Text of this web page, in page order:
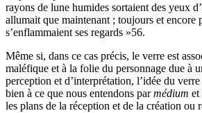
rayons de lune humides sortaient des yeux
allumait que maintenant ; toujours et encore
s’enflammaient ses regards »56.
Même si, dans ce cas précis, le verre est
maléfique et à la folie du personnage due à
perception et d’interprétation, l’idée du
bien à ce que nous entendons parmédium et
les plans de la réception et de la création ou